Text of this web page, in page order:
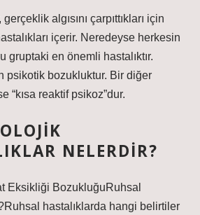
algısını çarpıttıkları için
içerir. Neredeyse herkesin
gruptaki en önemli hastalıktır.
psikotik bozukluktur. Bir diğer
“kısa reaktif psikoz”dur.
NELERDIR?
Eksikliği BozukluğuRuhsal
hastalıklarda hangi belirtiler